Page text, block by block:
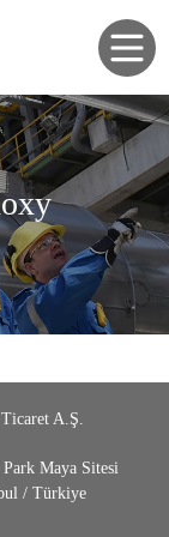
A.Ş.
Maya Sitesi
/ Türkiye